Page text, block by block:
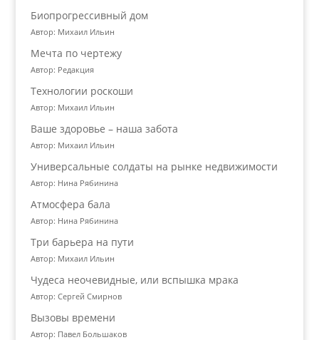
Биопрогрессивный дом
Автор: Михаил Ильин
Мечта по чертежу
Автор: Редакция
Технологии роскоши
Автор: Михаил Ильин
Ваше здоровье – наша забота
Автор: Михаил Ильин
Универсальные солдаты на рынке недвижимости
Автор: Нина Рябинина
Атмосфера бала
Автор: Нина Рябинина
Три барьера на пути
Автор: Михаил Ильин
Чудеса неочевидные, или вспышка мрака
Автор: Сергей Смирнов
Вызовы времени
Автор: Павел Большаков